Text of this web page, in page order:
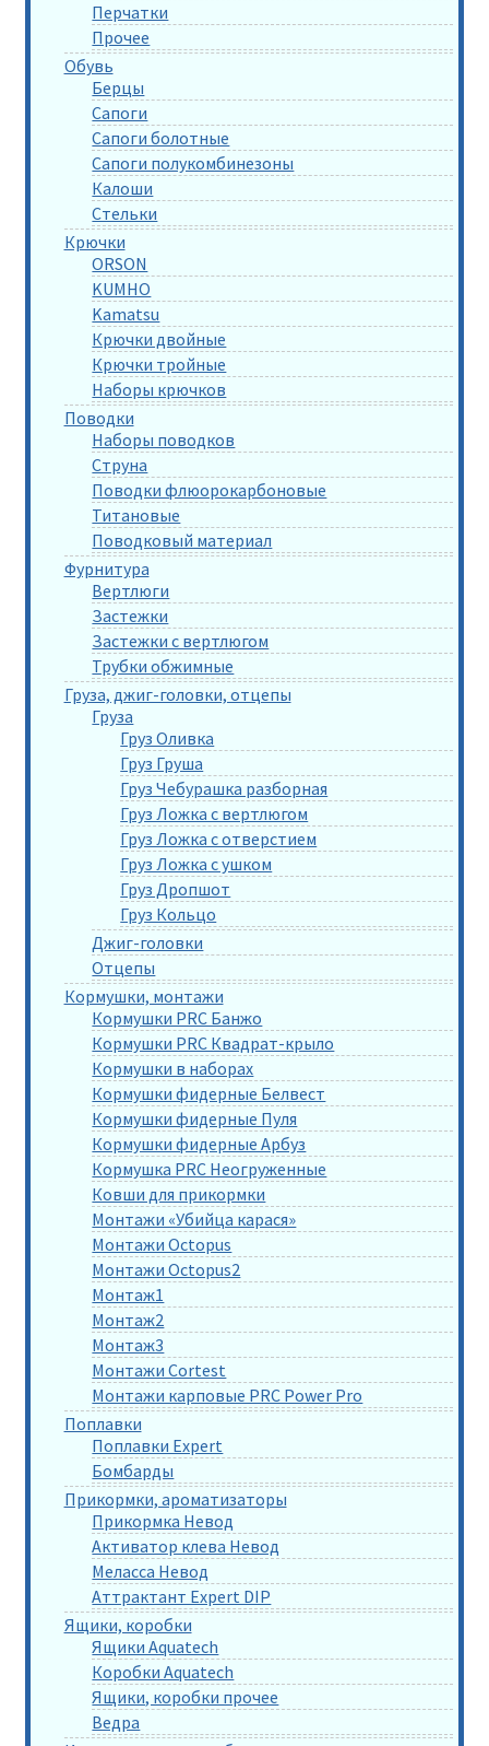
Перчатки
Прочее
Обувь
Берцы
Сапоги
Сапоги болотные
Сапоги полукомбинезоны
Калоши
Стельки
Крючки
ORSON
KUMHO
Kamatsu
Крючки двойные
Крючки тройные
Наборы крючков
Поводки
Наборы поводков
Струна
Поводки флюорокарбоновые
Титановые
Поводковый материал
Фурнитура
Вертлюги
Застежки
Застежки с вертлюгом
Трубки обжимные
Груза, джиг-головки, отцепы
Груза
Груз Оливка
Груз Груша
Груз Чебурашка разборная
Груз Ложка с вертлюгом
Груз Ложка с отверстием
Груз Ложка с ушком
Груз Дропшот
Груз Кольцо
Джиг-головки
Отцепы
Кормушки, монтажи
Кормушки PRC Банжо
Кормушки PRC Квадрат-крыло
Кормушки в наборах
Кормушки фидерные Белвест
Кормушки фидерные Пуля
Кормушки фидерные Арбуз
Кормушка PRC Неогруженные
Ковши для прикормки
Монтажи «Убийца карася»
Монтажи Octopus
Монтажи Octopus2
Монтаж1
Монтаж2
Монтаж3
Монтажи Cortest
Монтажи карповые PRC Power Pro
Поплавки
Поплавки Expert
Бомбарды
Прикормки, ароматизаторы
Прикормка Невод
Активатор клева Невод
Меласса Невод
Аттрактант Expert DIP
Ящики, коробки
Ящики Aquatech
Коробки Aquatech
Ящики, коробки прочее
Ведра